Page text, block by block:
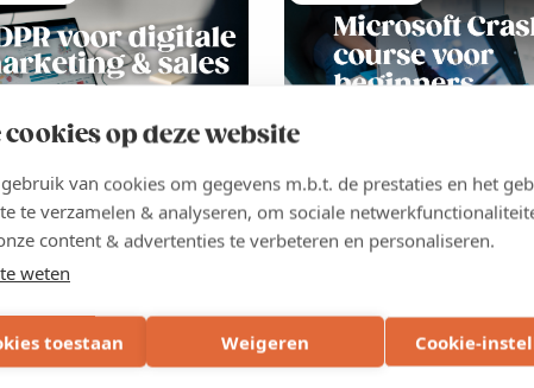
cookies op deze website
van cookies om gegevens m.b.t. de prestaties en het
te verzamelen & analyseren, om sociale
content & advertenties te verbeteren en personaliseren.
weten
toestaan Weigeren Cookie-
2026 OPLEIDING
data en GDPR: maak
futureproof
sterk datagedreven en
27 OKT 2026 OPLEIDING
Microsoft Crash
voor beginners
maar heb je het gevoel dat je
slechts een fractie van de